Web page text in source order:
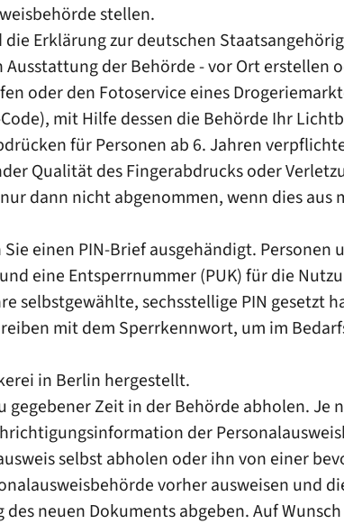
stellen.
Erklärung zur deutschen
Ausstattung der Behörde - vor Ort erstellen
oder den Fotoservice eines
mit Hilfe dessen die Behörde Ihr
für Personen ab 6. Jahren
Qualität des Fingerabdrucks oder
dann nicht abgenommen, wenn dies
einen PIN-Briefausgehändigt. Personen
und eine Entsperrnummer (PUK)für die
selbstgewählte, sechsstellige PIN gesetzt
mit dem Sperrkennwort, um im
in Berlin hergestellt.
gegebener Zeit in der Behörde abholen.Je
der
selbst abholen oder ihn von einer
vorher ausweisen und
neuen Dokuments abgeben. Auf